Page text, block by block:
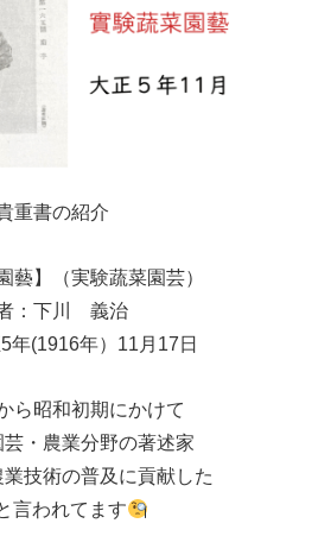
重書の紹介
藝】（実験蔬菜園芸）
：下川 義治
年(1916年）11月17日
ら昭和初期にかけて
・農業分野の著述家
技術の普及に貢献した
言われてます